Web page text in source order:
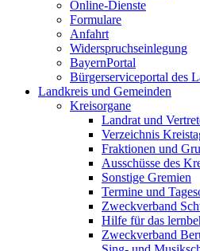
Online-Dienste
Formulare
Anfahrt
Widerspruchseinlegung
BayernPortal
Bürgerserviceportal des
Landkreis und Gemeinden
Kreisorgane
Landrat und
Verzeichnis
Fraktionen und
Ausschüsse des
Sonstige Gremien
Termine und
Zweckverband
Hilfe für das
Zweckverband